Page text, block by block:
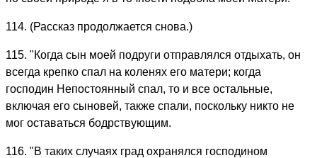
114. (Рассказ продолжается снова.)
115. "Когда сын моей подруги отправлялся отдыхать, он
всегда крепко спал на коленях его матери; когда
господин Непостоянный спал, то и все остальные,
включая его сыновей, также спали, поскольку никто не
мог оставаться бодрствующим.
116. "В таких случаях град охранялся господином